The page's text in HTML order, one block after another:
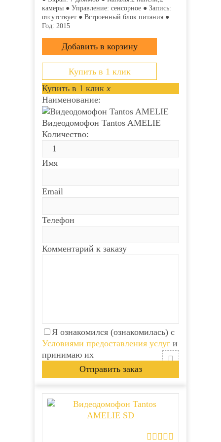
Купить в 1 клик
Наименование:
Видеодомофон Tantos
SHERLOCK
Количество:
Имя
Email
Телефон
Комментарий к заказу
предоставления услуги
принимаю их
новинка
Купить в 1 клик
Наименование:
Видеодомофон Tantos
SHERLOCK
Количество:
Имя
Email
Телефон
Комментарий к заказу
предоставления услуги
принимаю их
новинка
камеры ● Управление: сенсорное ● Запись:
отсутствует ● Встроенный блок питания ●
Год: 2015
Купить в 1 клик
Купить в 1 клик x
Наименование:
Видеодомофон Tantos AMELIE
Количество:
Имя
Email
Телефон
Комментарий к заказу
Я ознакомился (ознакомилась) с
Условиями предоставления услуг и
принимаю их